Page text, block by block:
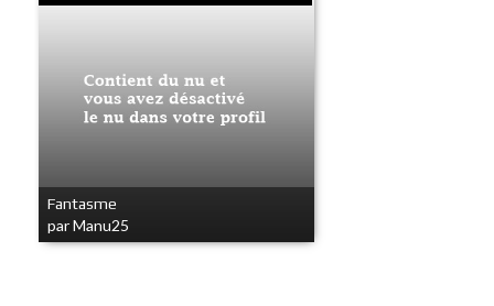
Fantasme
par Manu25